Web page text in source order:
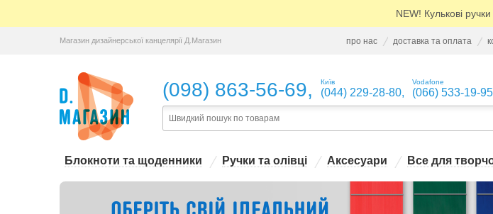
NEW! Кулькові ручки
Магазин дизайнерської канцелярії Д.Магазин про нас доставка та оплата
(098) 863-56-69, Київ
(044) 229-28-80,
Vodafone
(066) 533-19-95
Блокноти та щоденники Ручки та олівці Аксесуари Все для